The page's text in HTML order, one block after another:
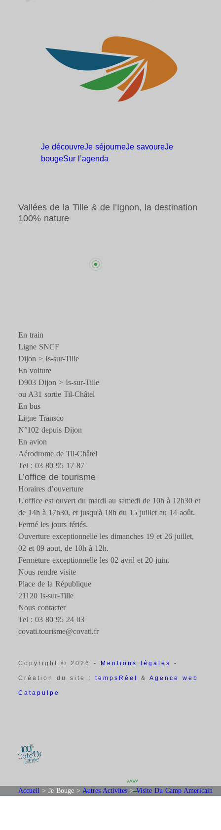
Accueil >Je Bouge >Autres Activites >Visite Du Camp Americain
Je découvreJe séjourneJe savoureJe
bougeSur l’agenda
Vallées de la Tille & de l’Ignon, la destination
100% nature
En train
Ligne SNCF
Dijon > Is-sur-Tille
En voiture
D903 Dijon > Is-sur-Tille
ou A31 sortie Til-Châtel
En bus
Ligne Transco
N°102 depuis Dijon
En avion
Aérodrome de Til-Châtel
Tel : 03 80 95 17 87
L’office de tourisme
Horaires d’ouverture
L'office est ouvert du mardi au samedi de 10h à 12h30 et
de 14h à 17h30, et jusqu'à 18h du 15 juillet au 14 août.
Fermé les jours fériés.
Ouverture exceptionnelle les dimanches 19 et 26 juillet,
02 et 09 aout, de 10h à 12h.
Fermeture exceptionnelle les 02 avril et 20 juin.
Nous rendre visite
Place de la République
21120 Is-sur-Tille
Nous contacter
Tel : 03 80 95 24 03
covati.tourisme@covati.fr
Copyright © 2026 - Mentions légales -
Création du site :tempsRéel&Agence web
Catapulpe